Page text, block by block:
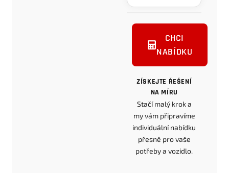
CHCI
NABÍDKU
ZÍSKEJTE ŘEŠENÍ
NA MÍRU
Stačí malý krok a
my vám připravíme
individuální nabídku
přesně pro vaše
potřeby a vozidlo.